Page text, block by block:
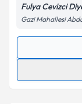
Metni
Fulya Cevizci
Gazi Mahallesi